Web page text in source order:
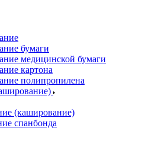
бумаги
медицинской бумаги
картона
полипропилена
(каширование)
спанбонда